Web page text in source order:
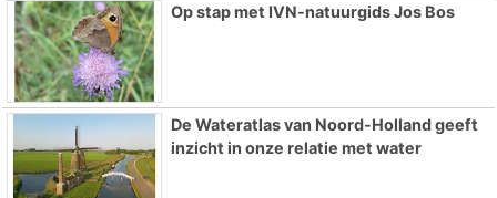
Op stap met IVN-natuurgids Jos Bos
De Wateratlas van Noord-Holland geeft
inzicht in onze relatie met water